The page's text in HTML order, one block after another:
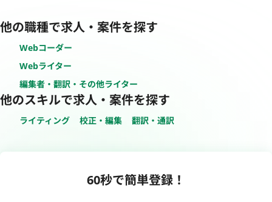
他の職種で求人・案件を探す
Webコーダー
Webライター
編集者・翻訳・その他ライター
他のスキルで求人・案件を探す
ライティング 校正・編集 翻訳・通訳
60秒で簡単登録！